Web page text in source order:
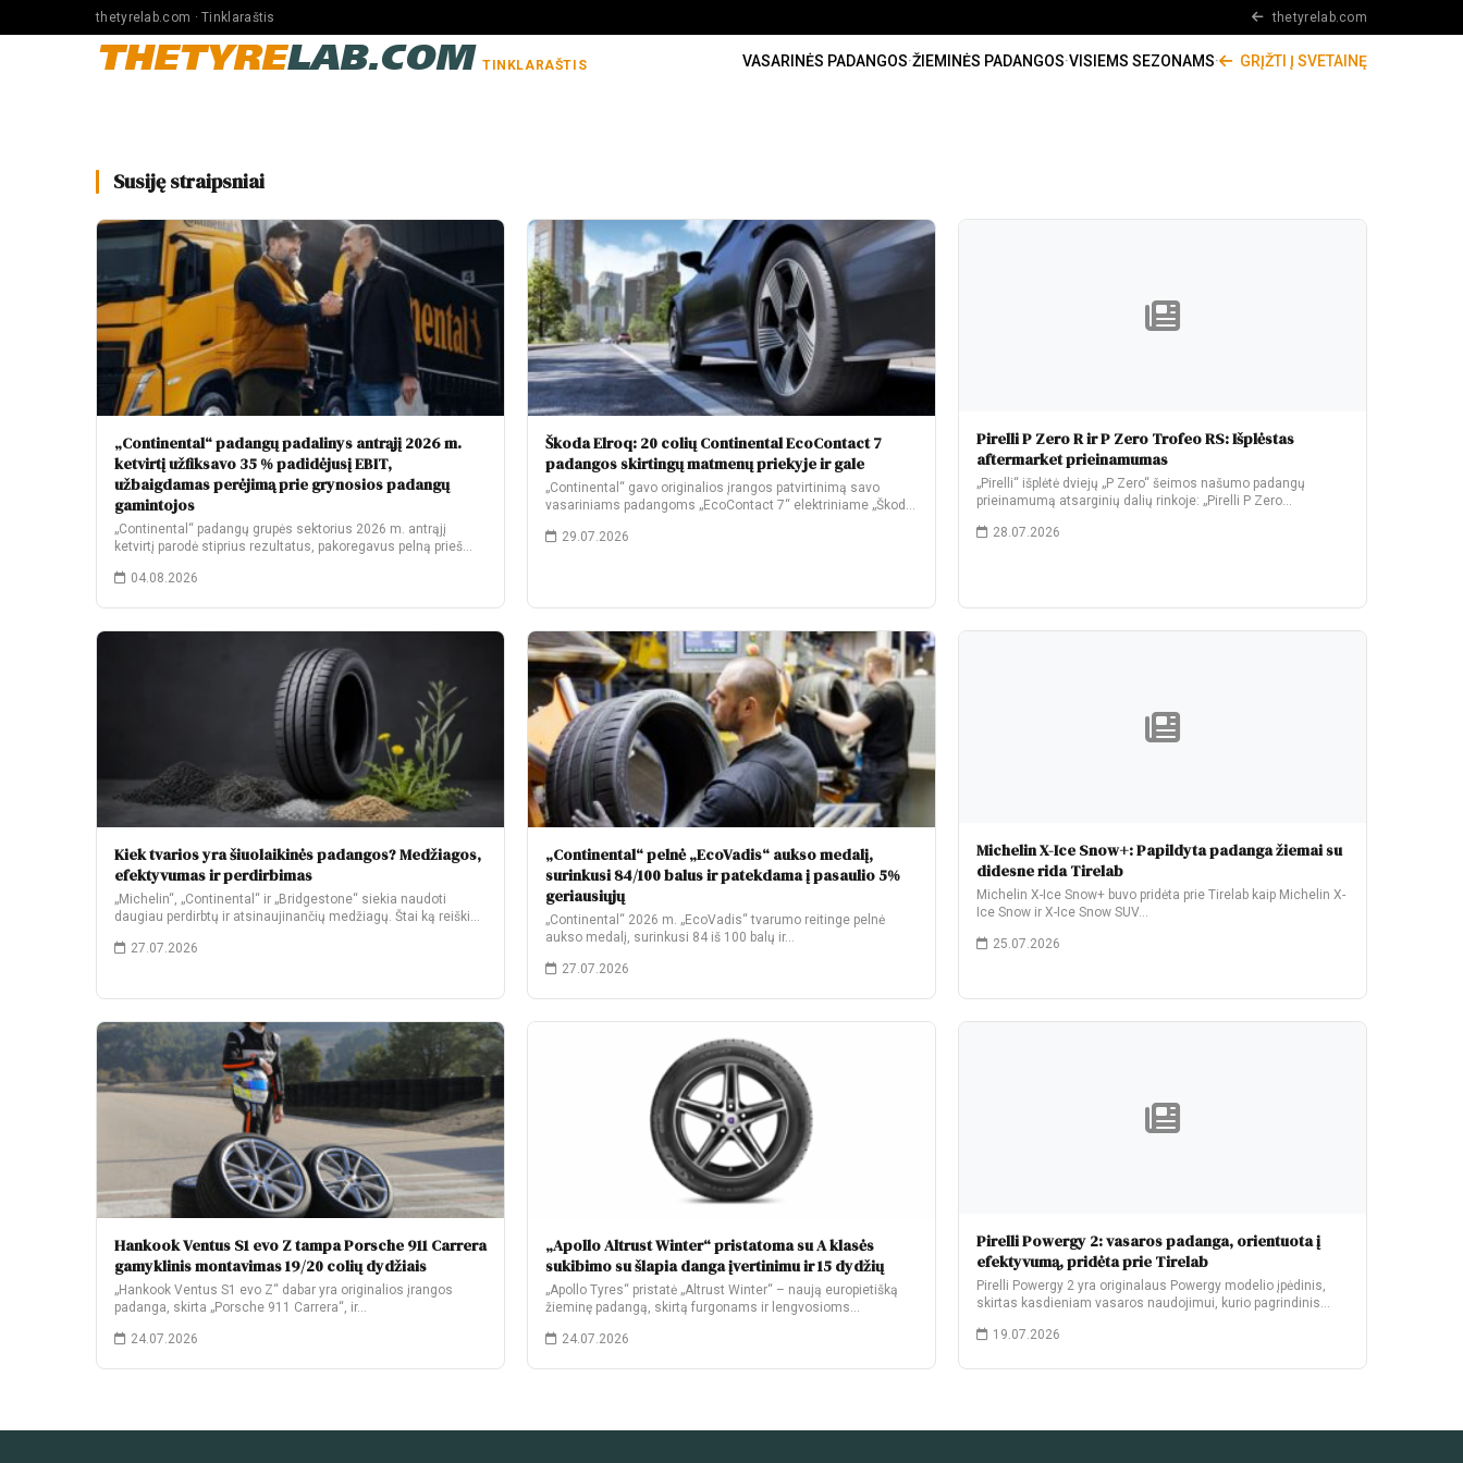
thetyrelab.com · Tinklaraštis thetyrelab.com
THETYRELAB.COM TINKLARAŠTIS VASARINĖS PADANGOS·ŽIEMINĖS PADANGOS·VISIEMS SEZONAMS· GRĮŽTI Į SVETAINĘ
Susiję straipsniai
„Continental“ padangų padalinys antrąjį 2026 m.
ketvirtį užfiksavo 35 % padidėjusį EBIT,
užbaigdamas perėjimą prie grynosios padangų
gamintojos
„Continental“ padangų grupės sektorius 2026 m. antrąjį
ketvirtį parodė stiprius rezultatus, pakoregavus pelną prieš
04.08.2026
Škoda Elroq: 20 colių Continental EcoContact 7
padangos skirtingų matmenų priekyje ir gale
„Continental“ gavo originalios įrangos patvirtinimą savo
vasariniams padangoms „EcoContact 7“ elektriniame „Škoda
29.07.2026
Pirelli P Zero R ir P Zero Trofeo RS: Išplėstas
aftermarket prieinamumas
„Pirelli“ išplėtė dviejų „P Zero“ šeimos našumo padangų
prieinamumą atsarginių dalių rinkoje: „Pirelli P Zero…
28.07.2026
Kiek tvarios yra šiuolaikinės padangos? Medžiagos,
efektyvumas ir perdirbimas
„Michelin“, „Continental“ ir „Bridgestone“ siekia naudoti
daugiau perdirbtų ir atsinaujinančių medžiagų. Štai ką reiškia
27.07.2026
„Continental“ pelnė „EcoVadis“ aukso medalį,
surinkusi 84/100 balus ir patekdama į pasaulio 5%
geriausiųjų
„Continental“ 2026 m. „EcoVadis“ tvarumo reitinge pelnė
aukso medalį, surinkusi 84 iš 100 balų ir…
27.07.2026
Michelin X-Ice Snow+: Papildyta padanga žiemai su
didesne rida Tirelab
Michelin X-Ice Snow+ buvo pridėta prie Tirelab kaip Michelin X-
Ice Snow ir X-Ice Snow SUV…
25.07.2026
Hankook Ventus S1 evo Z tampa Porsche 911 Carrera
gamyklinis montavimas 19/20 colių dydžiais
„Hankook Ventus S1 evo Z“ dabar yra originalios įrangos
padanga, skirta „Porsche 911 Carrera“, ir…
24.07.2026
„Apollo Altrust Winter“ pristatoma su A klasės
sukibimo su šlapia danga įvertinimu ir 15 dydžių
„Apollo Tyres“ pristatė „Altrust Winter“ – naują europietišką
žieminę padangą, skirtą furgonams ir lengvosioms
24.07.2026
Pirelli Powergy 2: vasaros padanga, orientuota į
efektyvumą, pridėta prie Tirelab
Pirelli Powergy 2 yra originalaus Powergy modelio įpėdinis,
skirtas kasdieniam vasaros naudojimui, kurio pagrindinis
19.07.2026